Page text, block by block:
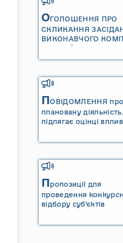
ОГОЛОШЕННЯ ПРО
СКЛИКАННЯ
ВИКОНАВЧОГО
МІСЬКОЇ РАДИ
ПОВІДОМЛЕННЯ про
плановану
підлягає оцінці
довкілля
ОБМЕЖЕНОЮ
"САРНИ ОІЛ"
Пропозиції для
проведення
відбору суб’єктів